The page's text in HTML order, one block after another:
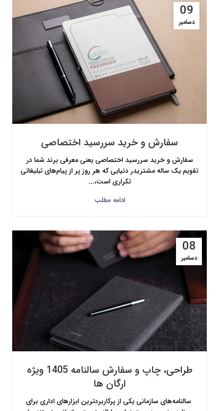
09
دسامبر
سفارش و خرید سررسید اختصاصی
سفارش و خرید سررسید اختصاصی یعنی معرفی برند شما در
تقویم یک ساله مشتریدر دنیایی که هر روز پر از پیام‌های تبلیغاتی
تکراری است،...
ادامه مطلب
08
دسامبر
طراحی، چاپ و سفارش سالنامه 1405 ویژه
ارگان ها
سالنامه‌های سازمانی یکی از پرکاربردترین ابزارهای اداری برای